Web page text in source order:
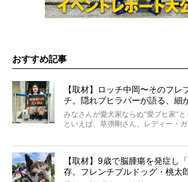
おすすめ記事
【取材】ロッチ中岡〜そのフレ
チ。隠れブヒラバーが語る、細
【前編】
みなさんが愛犬家ならぬ“愛ブヒ家”
といえば、草彅剛さん、レディー・
ルを飼っている方が多いと思います
も、じつは大のフレブルラバーだと
んのインスタグラムを覗くと、たく
ントがフォローされていて、わが『
【取材】9歳で脳腫瘍を発症し
存。フレンチブルドッグ・桃太